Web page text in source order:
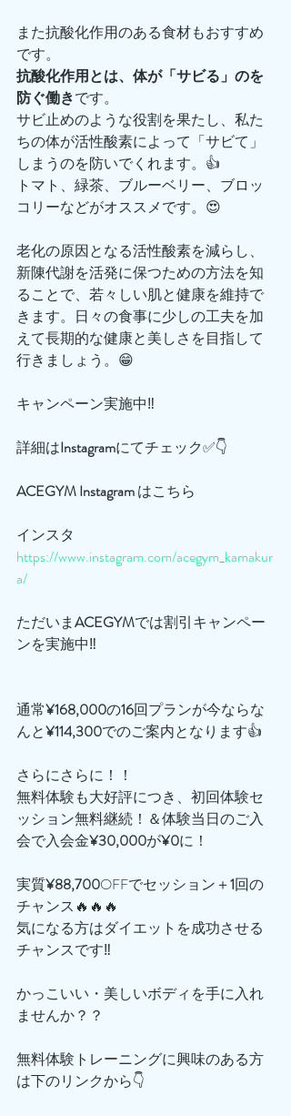
また抗酸化作用のある食材もおすすめ
です。
抗酸化作用とは、体が「サビる」のを
防ぐ働きです。
サビ止めのような役割を果たし、私た
ちの体が活性酸素によって「サビて」
しまうのを防いでくれます。👍
トマト、緑茶、ブルーベリー、ブロッ
コリーなどがオススメです。😍
老化の原因となる活性酸素を減らし、
新陳代謝を活発に保つための方法を知
ることで、若々しい肌と健康を維持で
きます。日々の食事に少しの工夫を加
えて長期的な健康と美しさを目指して
行きましょう。😁
キャンペーン実施中‼️
詳細はInstagramにてチェック✅👇
ACEGYMInstagram はこちら
インスタ
https://www.instagram.com/acegym_kamakur
a/
ただいまACEGYMでは割引キャンペー
ンを実施中‼️
通常¥168,000の16回プランが今ならな
んと¥114,300でのご案内となります👍
さらにさらに！！
無料体験も大好評につき、初回体験セ
ッション無料継続！＆体験当日のご入
会で入会金¥30,000が¥0に！
実質¥88,700OFFでセッション＋1回の
チャンス🔥🔥🔥
気になる方はダイエットを成功させる
チャンスです‼️
かっこいい・美しいボディを手に入れ
ませんか？？
無料体験トレーニングに興味のある方
は下のリンクから👇